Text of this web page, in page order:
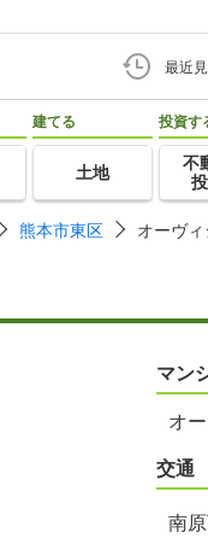
最近
建てる
土地
投資す
不
熊本市東区 オーヴ
マン
オ
交通
南